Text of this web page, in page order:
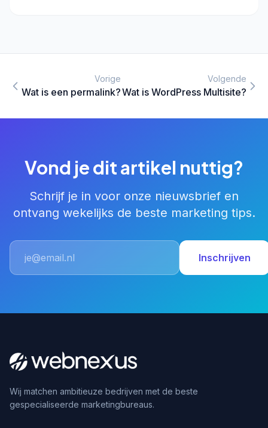
Vorige
Wat is een permalink?
Volgende
Wat is WordPress Multisite?
Vond je dit artikel nuttig?
Schrijf je in voor onze nieuwsbrief en
ontvang wekelijks de beste marketing tips.
Inschrijven
Wij matchen ambitieuze bedrijven met de beste
gespecialiseerde marketingbureaus.